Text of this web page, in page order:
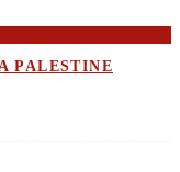
PALESTINE